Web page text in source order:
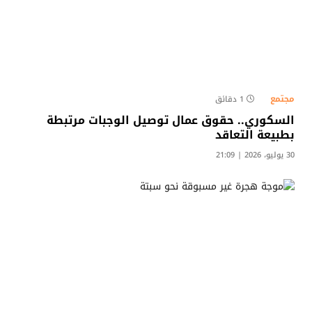
مجتمع 1 دقائق
السكوري.. حقوق عمال توصيل الوجبات مرتبطة
بطبيعة التعاقد
30 يوليو، 2026 | 21:09